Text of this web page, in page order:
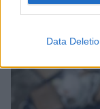
Data